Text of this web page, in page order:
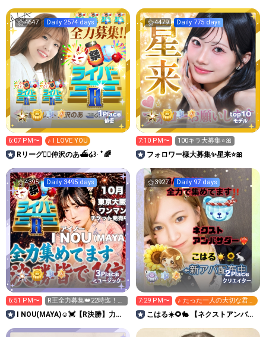
4647 Daily 2574 days
1 Place
俳優
6:07 PM〜 ♪ I LOVE YOU
Rリーグ❤️‍🔥仲沢のあ⛴໒꒱· ﾟ🌈
4479 Daily 775 days
top10
モデル
7:10 PM〜 100キラ大募集⭐️🎀
フォロワー様大募集✨星来⭐️🎀
4395 Daily 3495 days
3Place
ミュージック
6:51 PM〜
R王全力募集👑22時迄！明
日神宮花火ステージ！
I NOU(MAYA)☺︎︎︎︎💓【R決勝】力合
3927 Daily 97 days
2Place
クリエイター
7:29 PM〜
♪ たった一人の大切な君
へ。
こはる☀️🌻🐇 【ネクストアンバサ